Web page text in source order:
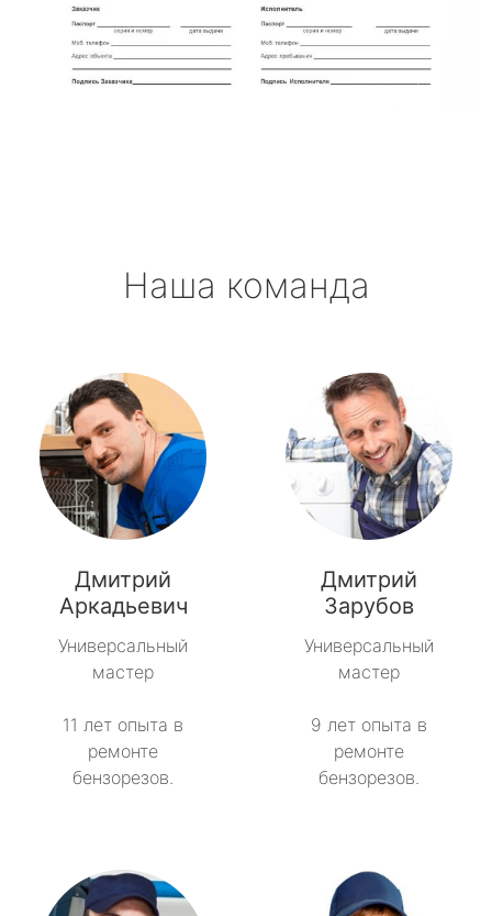
Наша команда
Дмитрий
Аркадьевич
Универсальный
мастер
11 лет опыта в
ремонте
бензорезов.
Дмитрий
Зарубов
Универсальный
мастер
9 лет опыта в
ремонте
бензорезов.